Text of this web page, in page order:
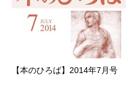
【本のひろば】2014年7月号